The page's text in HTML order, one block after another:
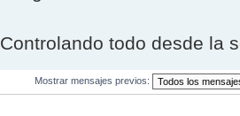
Controlando todo desde la
Mostrar mensajes previos: